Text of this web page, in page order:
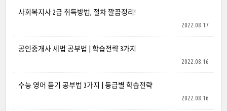
사회복지사 2급 취득방법, 절차 깔끔정리!
2022.08.17
공인중개사 세법 공부법 | 학습전략 3가지
2022.08.16
수능 영어 듣기 공부법 3가지 | 등급별 학습전략
2022.08.16